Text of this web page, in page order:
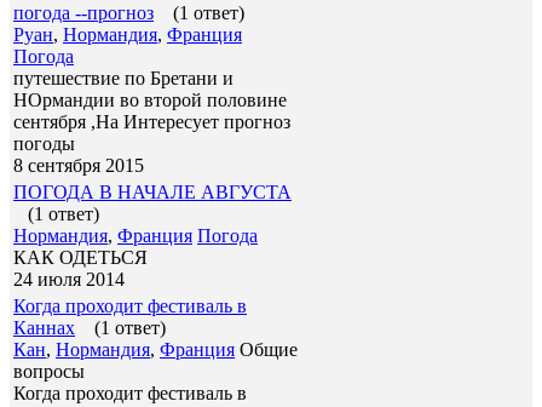
погода --прогноз
(1 ответ)
Руан, Нормандия, Франция
Погода
путешествие по Бретани и
НОрмандии во второй половине
сентября ,На Интересует прогноз
погоды
8 сентября 2015
ПОГОДА В НАЧАЛЕ АВГУСТА
(1 ответ)
Нормандия, Франция Погода
КАК ОДЕТЬСЯ
24 июля 2014
Когда проходит фестиваль в
Каннах
(1 ответ)
Кан, Нормандия, Франция Общие
вопросы
Когда проходит фестиваль в